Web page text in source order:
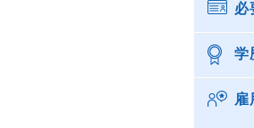
必
学
雇